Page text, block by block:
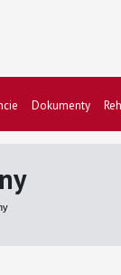
Dokumenty